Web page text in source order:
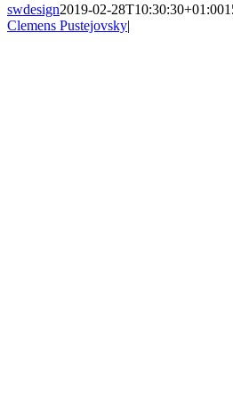
swdesign2019-02-28T10:30:30+01:00
Clemens Pustejovsky|